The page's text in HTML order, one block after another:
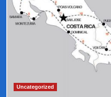
Uncategorized